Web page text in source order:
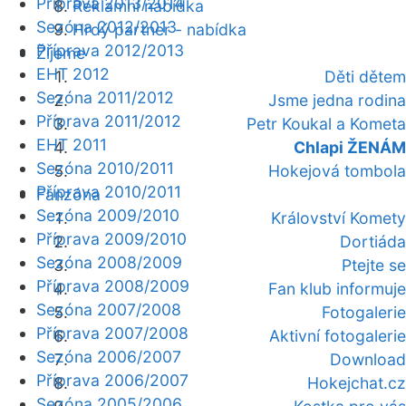
Reklamní nabídka
Hrdý partner - nabídka
Žijeme
Děti dětem
Jsme jedna rodina
Petr Koukal a Kometa
Chlapi ŽENÁM
Hokejová tombola
Fanzóna
Království Komety
Dortiáda
Ptejte se
Fan klub informuje
Fotogalerie
Aktivní fotogalerie
Download
Hokejchat.cz
Sezóna 2012/2013
Příprava 2012/2013
EHT 2012
Sezóna 2011/2012
Příprava 2011/2012
EHT 2011
Sezóna 2010/2011
Příprava 2010/2011
Sezóna 2009/2010
Příprava 2009/2010
Sezóna 2008/2009
Příprava 2008/2009
Sezóna 2007/2008
Příprava 2007/2008
Sezóna 2006/2007
Příprava 2006/2007